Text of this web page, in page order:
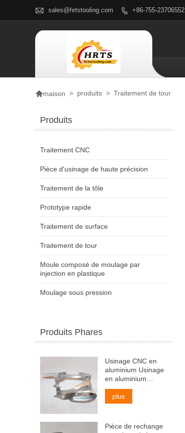
 sales@hrtstooling.com  +86-755-23706552
maison > produits > Traitement de tour
Produits
Traitement CNC
Pièce d'usinage de haute précision
Traitement de la tôle
Prototype rapide
Traitement de surface
Traitement de tour
Moule composé de moulage par
injection en plastique
Moulage sous pression
Produits Phares
Usinage CNC en
aluminium Usinage
en aluminium
Service d'usinage
CNC en aluminium
plus
Pièce de rechange